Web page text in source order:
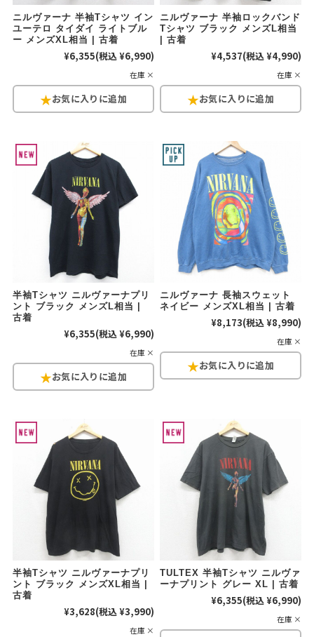
ニルヴァーナ 半袖Tシャツ イン
ユーテロ タイダイ ライトブル
ー メンズXL相当 | 古着
¥6,355(税込 ¥6,990)
在庫 ×
ニルヴァーナ 半袖ロックバンド
Tシャツ ブラック メンズL相当
| 古着
¥4,537(税込 ¥4,990)
在庫 ×
半袖Tシャツ ニルヴァーナプリ
ント ブラック メンズL相当 |
古着
¥6,355(税込 ¥6,990)
在庫 ×
ニルヴァーナ 長袖スウェット
ネイビー メンズXL相当 | 古着
¥8,173(税込 ¥8,990)
在庫 ×
半袖Tシャツ ニルヴァーナプリ
ント ブラック メンズXL相当 |
古着
¥3,628(税込 ¥3,990)
在庫 ×
TULTEX 半袖Tシャツ ニルヴァ
ーナプリント グレー XL | 古着
¥6,355(税込 ¥6,990)
在庫 ×